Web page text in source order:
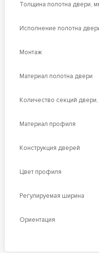
Толщина полотна двери,
Исполнение полотна
Монтаж
Материал полотна двери
Количество секций
Материал профиля
Конструкция дверей
Цвет профиля
Регулируемая ширина
Ориентация